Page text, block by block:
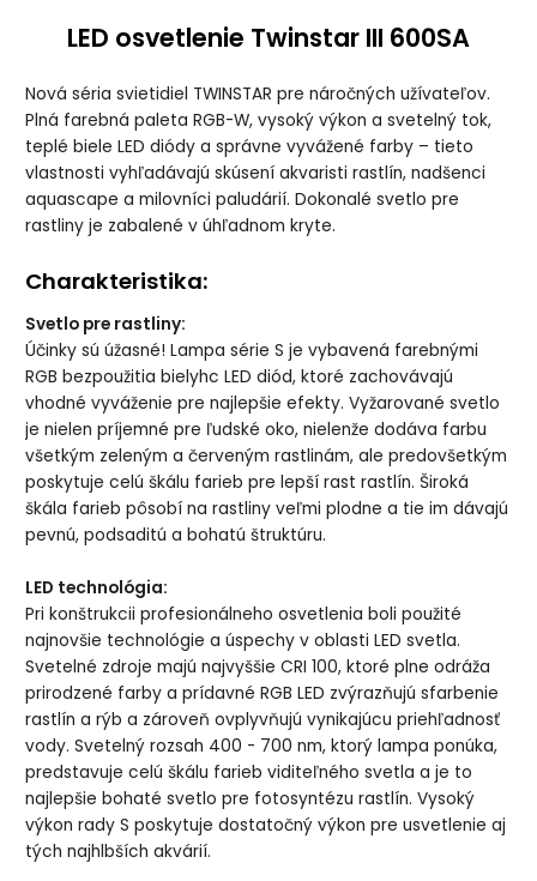
LED osvetlenie Twinstar III 600SA
Nová séria svietidiel TWINSTAR pre náročných užívateľov.
Plná farebná paleta RGB-W, vysoký výkon a svetelný tok,
teplé biele LED diódy a správne vyvážené farby – tieto
vlastnosti vyhľadávajú skúsení akvaristi rastlín, nadšenci
aquascape a milovníci paludárií. Dokonalé svetlo pre
rastliny je zabalené v úhľadnom kryte.
Charakteristika:
Svetlo pre rastliny:
Účinky sú úžasné! Lampa série S je vybavená farebnými
RGB bezpoužitia bielyhc LED diód, ktoré zachovávajú
vhodné vyváženie pre najlepšie efekty. Vyžarované svetlo
je nielen príjemné pre ľudské oko, nielenže dodáva farbu
všetkým zeleným a červeným rastlinám, ale predovšetkým
poskytuje celú škálu farieb pre lepší rast rastlín. Široká
škála farieb pôsobí na rastliny veľmi plodne a tie im dávajú
pevnú, podsaditú a bohatú štruktúru.
LED technológia:
Pri konštrukcii profesionálneho osvetlenia boli použité
najnovšie technológie a úspechy v oblasti LED svetla.
Svetelné zdroje majú najvyššie CRI 100, ktoré plne odráža
prirodzené farby a prídavné RGB LED zvýrazňujú sfarbenie
rastlín a rýb a zároveň ovplyvňujú vynikajúcu priehľadnosť
vody. Svetelný rozsah 400 - 700 nm, ktorý lampa ponúka,
predstavuje celú škálu farieb viditeľného svetla a je to
najlepšie bohaté svetlo pre fotosyntézu rastlín. Vysoký
výkon rady S poskytuje dostatočný výkon pre usvetlenie aj
tých najhlbších akvárií.